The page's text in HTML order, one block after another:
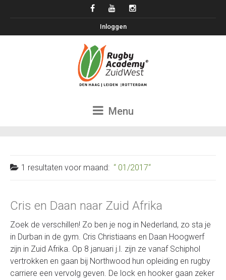
Inloggen
Menu
1 resultaten voor maand: 01/2017
Cris en Daan naar Zuid Afrika
Zoek de verschillen! Zo ben je nog in Nederland, zo sta je
in Durban in de gym. Cris Christiaans en Daan Hoogwerf
zijn in Zuid Afrika. Op 8 januari j.l. zijn ze vanaf Schiphol
vertrokken en gaan bij Northwood hun opleiding en rugby
carriere een vervolg geven. De lock en hooker gaan zeker